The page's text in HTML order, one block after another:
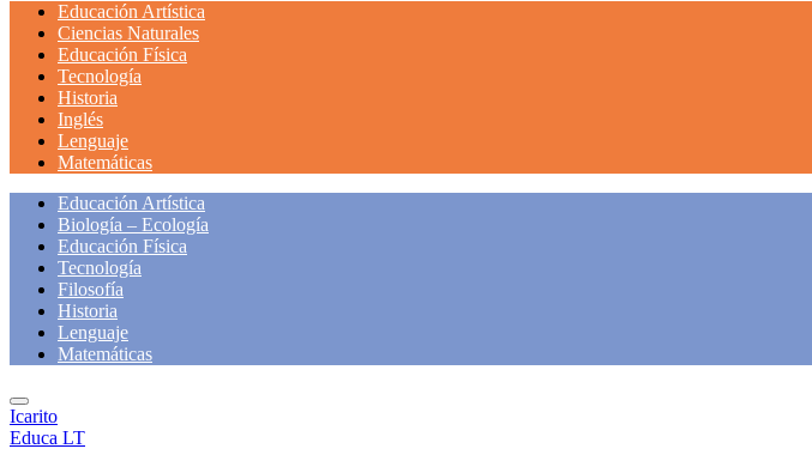
Educación Artística
Ciencias Naturales
Educación Física
Tecnología
Historia
Inglés
Lenguaje
Matemáticas
Educación Artística
Biología – Ecología
Educación Física
Tecnología
Filosofía
Historia
Lenguaje
Matemáticas
Icarito
Educa LT